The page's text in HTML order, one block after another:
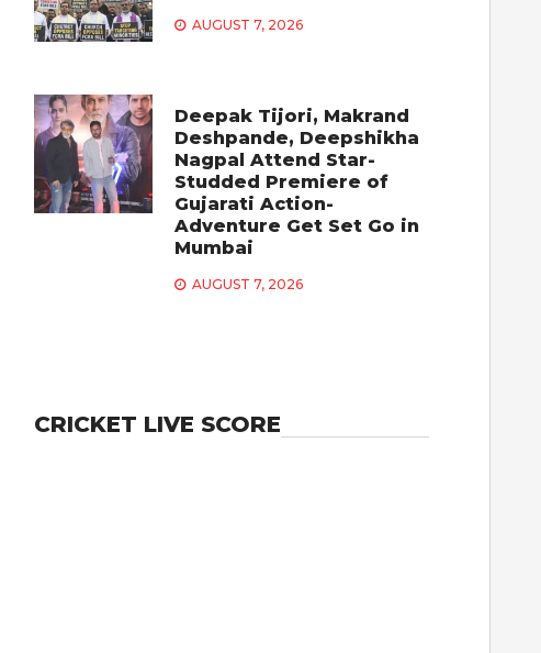
AUGUST 7, 2026
Deepak Tijori, Makrand
Deshpande, Deepshikha
Nagpal Attend Star-
Studded Premiere of
Gujarati Action-
Adventure Get Set Go in
Mumbai
AUGUST 7, 2026
CRICKET LIVE SCORE